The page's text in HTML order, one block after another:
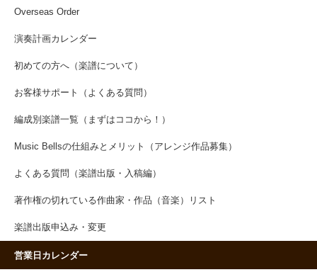
Overseas Order
演奏計画カレンダー
初めての方へ（楽譜について）
お客様サポート（よくある質問）
編成別楽譜一覧（まずはココから！）
Music Bellsの仕組みとメリット（アレンジ作品募集）
よくある質問（楽譜出版・入稿編）
著作権の切れている作曲家・作品（音楽）リスト
楽譜出版申込み・変更
営業日カレンダー